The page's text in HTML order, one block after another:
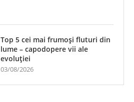
Top 5 cei mai frumoși fluturi din
lume – capodopere vii ale
evoluției
03/08/2026